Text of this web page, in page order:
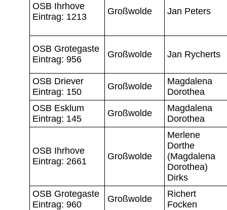
OSB Ihrhove
Eintrag: 1213
Großwolde Jan Peters
OSB Grotegaste
Eintrag: 956
Großwolde Jan Rycherts
OSB Driever
Eintrag: 150
Großwolde
Magdalena
Dorothea
OSB Esklum
Eintrag: 145
Großwolde
Magdalena
Dorothea
OSB Ihrhove
Eintrag: 2661
Großwolde
Merlene
Dorthe
(Magdalena
Dorothea)
Dirks
OSB Grotegaste
Eintrag: 960
Großwolde
Richert
Focken